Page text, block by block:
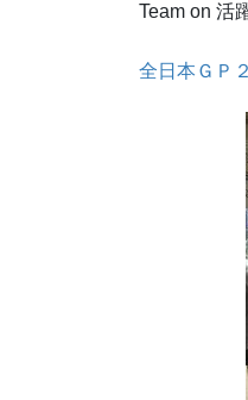
Team on 活
全日本ＧＰ